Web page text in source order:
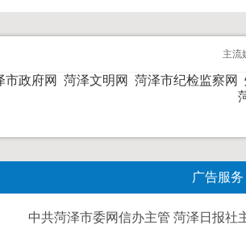
主流
市政府网 菏泽文明网 菏泽市纪检监察网
广告服务
中共菏泽市委网信办主管 菏泽日报社